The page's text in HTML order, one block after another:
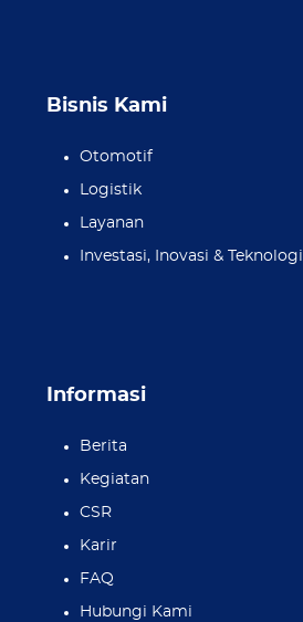
Bisnis Kami
Otomotif
Logistik
Layanan
Investasi, Inovasi & Teknologi
Informasi
Berita
Kegiatan
CSR
Karir
FAQ
Hubungi Kami